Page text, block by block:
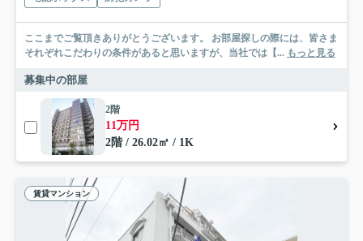
ここまでご覧頂きありがとうございます。 お部屋探しの際には、皆さま
それぞれこだわりの条件があると思いますが、当社では【... もっと見る
募集中の部屋
2階
11万円
2階 / 26.02㎡ / 1K
賃貸マンション